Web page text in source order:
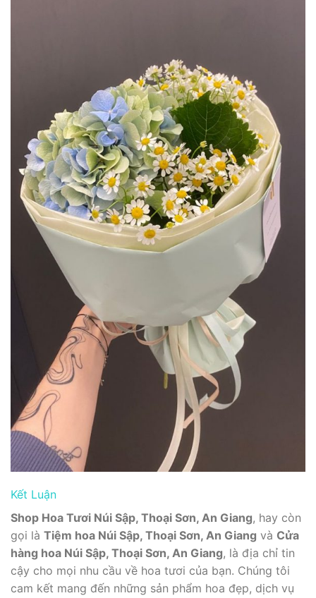
Kết Luận
Shop Hoa Tươi Núi Sập, Thoại Sơn, An Giang, hay còn
gọi là Tiệm hoa Núi Sập, Thoại Sơn, An Giang và Cửa
hàng hoa Núi Sập, Thoại Sơn, An Giang, là địa chỉ tin
cậy cho mọi nhu cầu về hoa tươi của bạn. Chúng tôi
cam kết mang đến những sản phẩm hoa đẹp, dịch vụ